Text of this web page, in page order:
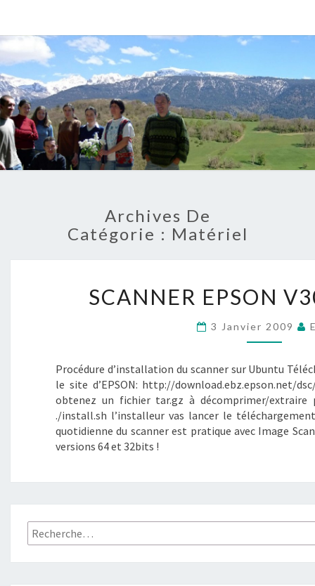
Archives De
Catégorie : Matériel
EPSON
V300
UBUNTU
?
SCANNER EPSON
3 Janvier 2009
Procédure d’installation du scanner sur Ubuntu
le site d’EPSON: http://download.ebz.epson.net/
obtenez un fichier tar.gz à décomprimer/extraire
./install.sh l’installeur vas lancer le
quotidienne du scanner est pratique avec Image
versions 64 et 32bits !
Rechercher :